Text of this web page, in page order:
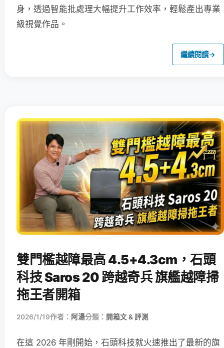
身，透過智能批處理大幅提升工作效率，輕鬆產出專業
級視覺作品。
繼續閱讀→
雙門檻越障最高 4.5+4.3cm，石頭
科技 Saros 20 跨越奇兵 旗艦越障掃
拖王者開箱
2026/1/19作者： 阿湯分類： 開箱文 & 評測
在這 2026 年剛開始，石頭科技就火速推出了最新的旗